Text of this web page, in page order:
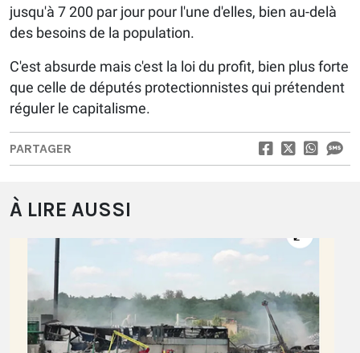
jusqu'à 7 200 par jour pour l'une d'elles, bien au-delà
des besoins de la population.
C'est absurde mais c'est la loi du profit, bien plus forte
que celle de députés protectionnistes qui prétendent
réguler le capitalisme.
PARTAGER
À LIRE AUSSI